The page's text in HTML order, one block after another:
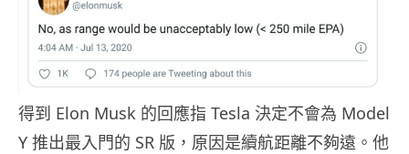
得到 Elon Musk 的回應指 Tesla 決定不會為 Model
Y 推出最入門的 SR 版，原因是續航距離不夠遠。他